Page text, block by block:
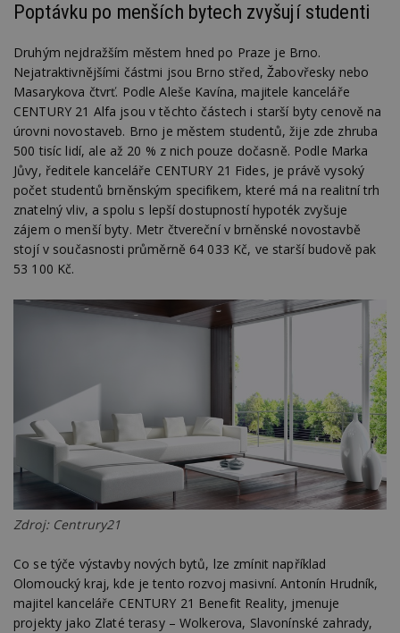
Poptávku po menších bytech zvyšují studenti
Druhým nejdražším městem hned po Praze je Brno.
Nejatraktivnějšími částmi jsou Brno střed, Žabovřesky nebo
Masarykova čtvrť. Podle Aleše Kavína, majitele kanceláře
CENTURY 21 Alfa jsou v těchto částech i starší byty cenově na
úrovni novostaveb. Brno je městem studentů, žije zde zhruba
500 tisíc lidí, ale až 20 % z nich pouze dočasně. Podle Marka
Jůvy, ředitele kanceláře CENTURY 21 Fides, je právě vysoký
počet studentů brněnským specifikem, které má na realitní trh
znatelný vliv, a spolu s lepší dostupností hypoték zvyšuje
zájem o menší byty. Metr čtvereční v brněnské novostavbě
stojí v současnosti průměrně 64 033 Kč, ve starší budově pak
53 100 Kč.
Zdroj: Centrury21
Co se týče výstavby nových bytů, lze zmínit například
Olomoucký kraj, kde je tento rozvoj masivní. Antonín Hrudník,
majitel kanceláře CENTURY 21 Benefit Reality, jmenuje
projekty jako Zlaté terasy – Wolkerova, Slavonínské zahrady,